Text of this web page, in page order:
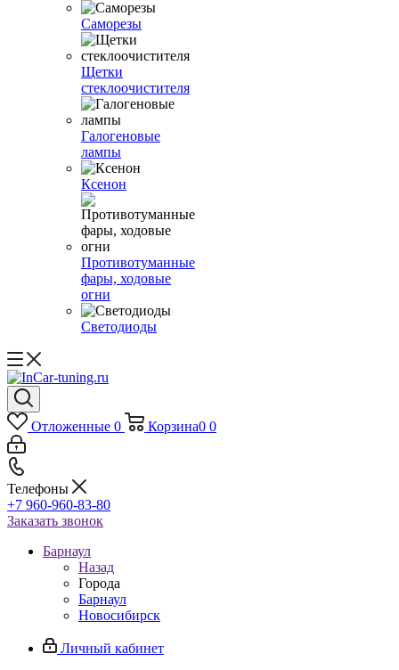
Саморезы
Щетки
стеклоочистителя
Галогеновые
лампы
Ксенон
Противотуманные
фары, ходовые
огни
Светодиоды
Отложенные 0 Корзина0 0
Телефоны
+7 960-960-83-80
Заказать звонок
Барнаул
Назад
Города
Барнаул
Новосибирск
Личный кабинет